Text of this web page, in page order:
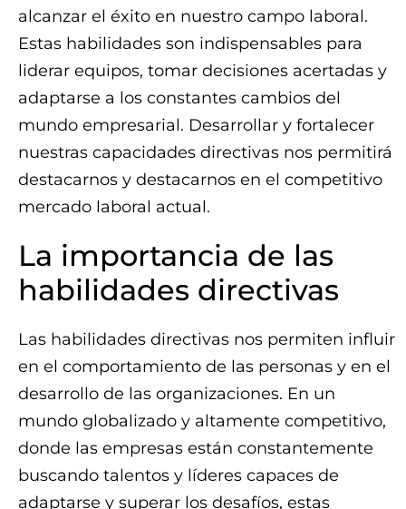
alcanzar el éxito en nuestro campo laboral.
Estas habilidades son indispensables para
liderar equipos, tomar decisiones acertadas y
adaptarse a los constantes cambios del
mundo empresarial. Desarrollar y fortalecer
nuestras capacidades directivas nos permitirá
destacarnos y destacarnos en el competitivo
mercado laboral actual.
La importancia de las
habilidades directivas
Las habilidades directivas nos permiten influir
en el comportamiento de las personas y en el
desarrollo de las organizaciones. En un
mundo globalizado y altamente competitivo,
donde las empresas están constantemente
buscando talentos y líderes capaces de
adaptarse y superar los desafíos, estas